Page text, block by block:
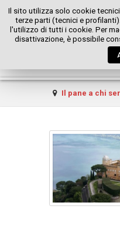
Il pane a chi
Il sito utilizza solo cookie
terze parti (tecnici e
l'utilizzo di tutti i cookie. Per
disattivazione, è possibile